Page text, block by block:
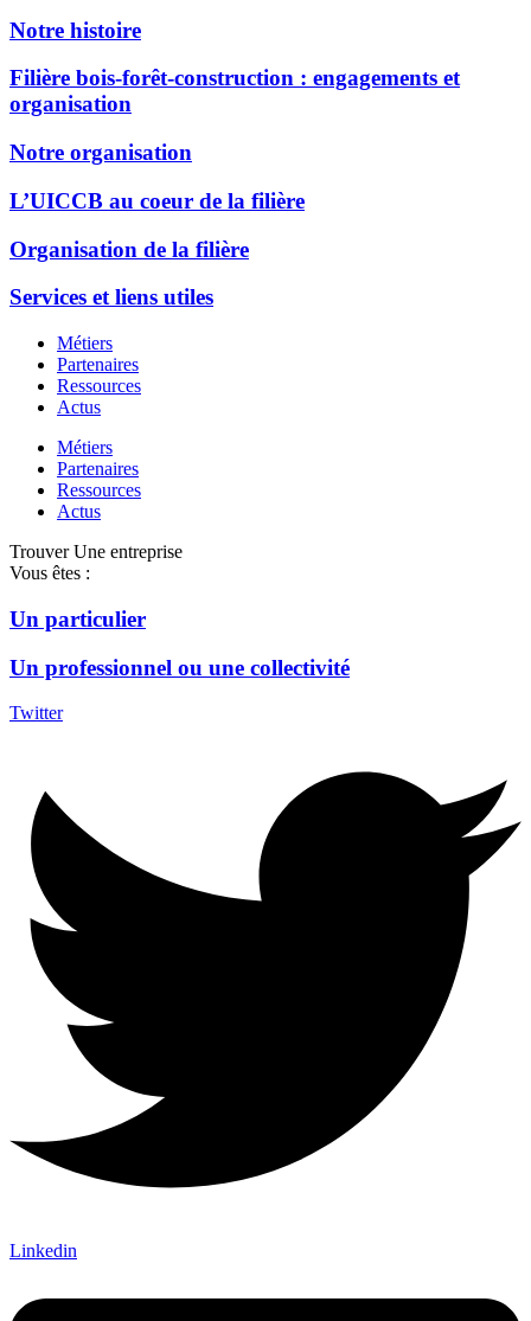
Notre histoire
Filière bois-forêt-construction : engagements et
organisation
Notre organisation
L’UICCB au coeur de la filière
Organisation de la filière
Services et liens utiles
Métiers
Partenaires
Ressources
Actus
Métiers
Partenaires
Ressources
Actus
Trouver Une entreprise
Vous êtes :
Un particulier
Un professionnel ou une collectivité
Twitter
Linkedin